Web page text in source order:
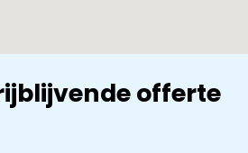
offerte